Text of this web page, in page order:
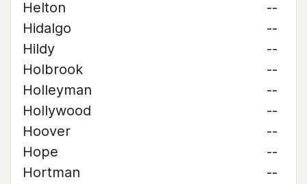
Helton
--
Hidalgo
--
Hildy
--
Holbrook
--
Holleyman
--
Hollywood
--
Hoover
--
Hope
--
Hortman
--